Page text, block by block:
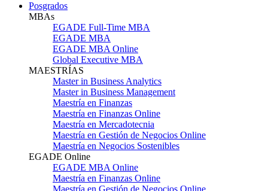
Posgrados
MBAs
EGADE Full-Time MBA
EGADE MBA
EGADE MBA Online
Global Executive MBA
MAESTRÍAS
Master in Business Analytics
Master in Business Management
Maestría en Finanzas
Maestría en Finanzas Online
Maestría en Mercadotecnia
Maestría en Gestión de Negocios Online
Maestría en Negocios Sostenibles
EGADE Online
EGADE MBA Online
Maestría en Finanzas Online
Maestría en Gestión de Negocios Online